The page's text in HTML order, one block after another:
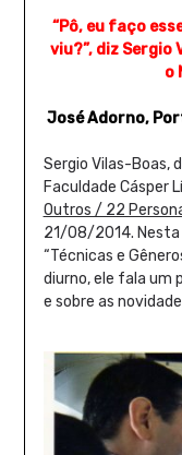
“Pô, eu faço
viu?”, diz Sergio
o
José Adorno,
Sergio Vilas-Boas,
Faculdade Cásper
Outros / 22
21/08/2014.
“Técnicas e
diurno, ele fala um
e sobre as